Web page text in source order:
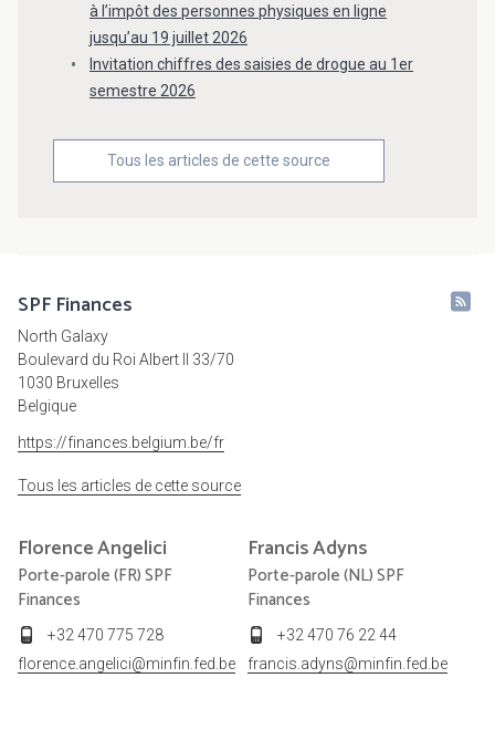
à l’impôt des personnes physiques en ligne
jusqu’au 19 juillet 2026
Invitation chiffres des saisies de drogue au 1er
semestre 2026
Tous les articles de cette source
SPF Finances
North Galaxy
Boulevard du Roi Albert II 33/70
1030 Bruxelles
Belgique
https://finances.belgium.be/fr
Tous les articles de cette source
FlorenceAngelici
Porte-parole (FR) SPF
Finances
+32 470 775 728
florence.angelici@minfin.fed.be
FrancisAdyns
Porte-parole (NL) SPF
Finances
+32 470 76 22 44
francis.adyns@minfin.fed.be